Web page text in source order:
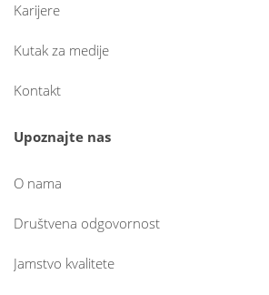
Karijere
Kutak za medije
Kontakt
Upoznajte nas
O nama
Društvena odgovornost
Jamstvo kvalitete